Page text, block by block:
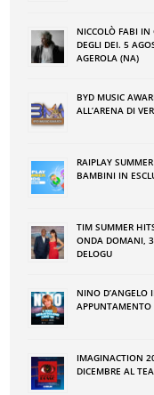
NICCOLÒ FABI IN
DEGLI DEI. 5
AGEROLA (NA)
BYD MUSIC
ALL’ARENA DI
RAIPLAY
BAMBINI IN
TIM SUMMER
ONDA DOMANI,
DELOGU
NINO DʼANGELO
APPUNTAMENTO
IMAGINACTION
DICEMBRE AL